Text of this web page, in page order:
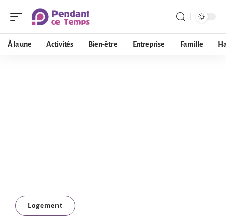
À la une Activités Bien-être Entreprise Famille
Logement